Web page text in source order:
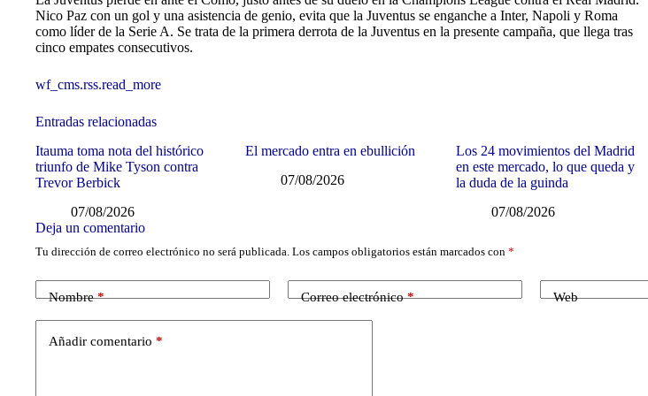
Nico Paz con un gol y una asistencia de genio, evita que la Juventus se enganche a Inter, Napoli y Roma
como líder de la Serie A. Se trata de la primera derrota de la Juventus en la presente campaña, que llega tras
cinco empates consecutivos.
wf_cms.rss.read_more
Entradas relacionadas
Itauma toma nota del histórico
triunfo de Mike Tyson contra
Trevor Berbick
07/08/2026
El mercado entra en ebullición
07/08/2026
Los 24 movimientos del Madrid
en este mercado, lo que queda y
la duda de la guinda
07/08/2026
Deja un comentario
Tu dirección de correo electrónico no será publicada. Los campos obligatorios están marcados con *
Nombre* Correo electrónico* Web
Añadir comentario *